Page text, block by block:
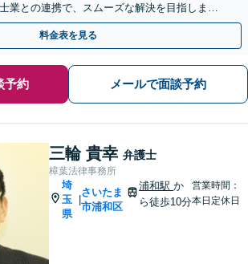
業との連携で、スムーズな解決を目指しま
さい【初回相談無料】
料金表を見る
予約 メールで面談予約
三輪 貴幸 弁護士
樟葉法律事務所
埼
玉
県
|
さいたま
市浦和区
浦和駅か
ら徒歩10分
営業時間：
本日定休日